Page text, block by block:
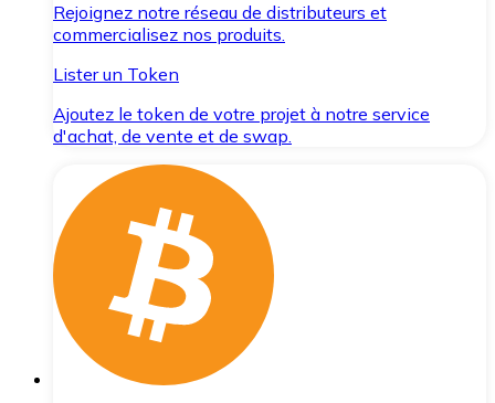
Rejoignez notre réseau de distributeurs et
commercialisez nos produits.
Lister un Token
Ajoutez le token de votre projet à notre service
d'achat, de vente et de swap.